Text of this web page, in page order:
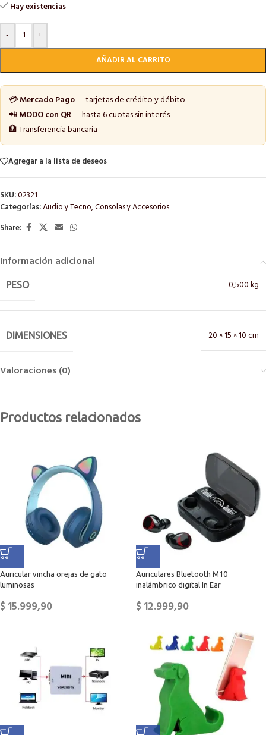
Hay existencias
-
+
AÑADIR AL CARRITO
💳Mercado Pago— tarjetas de crédito y débito
📲MODO con QR— hasta 6 cuotas sin interés
🏦 Transferencia bancaria
Agregar a la lista de deseos
SKU:02321
Categorías:Audio y Tecno,Consolas y Accesorios
Share:
Información adicional
PESO 0,500 kg
DIMENSIONES 20 × 15 × 10 cm
Valoraciones (0)
Productos relacionados
Auricular vincha orejas de gato
luminosas
$15.999,90
Auriculares Bluetooth M10
inalámbrico digital In Ear
$12.999,90